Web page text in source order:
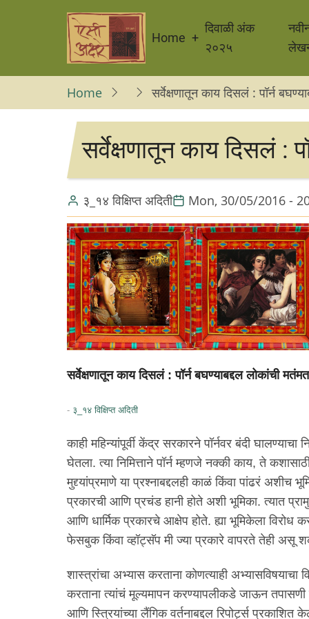
navigation
Home
दिवाळी अंक
२०२५
Home सर्वेक्षणातून काय दिसलं : पॉर्न
सर्वेक्षणातून काय दिसलं :
३_१४ विक्षिप्त अदिती Mon, 30/05/2016 -
सर्वेक्षणातून काय दिसलं : पॉर्न बघण्याबद्दल लोकांची
- ३_१४ विक्षिप्त अदिती
काही महिन्यांपूर्वी केंद्र सरकारने पॉर्नवर बंदी
घेतला. त्या निमित्ताने पॉर्न म्हणजे नक्की काय, ते
मुद्द्यांप्रमाणे या प्रश्नाबद्दलही काळं किंवा पांढरं अशीच
प्रकारची आणि प्रचंड हानी होते अशी भूमिका. त्यात
आणि धार्मिक प्रकारचे आक्षेप होते. ह्या भूमिकेला विरोध
फेसबुक किंवा व्हॉट्सॅप मी ज्या प्रकारे वापरते तेही असू
शास्त्रांचा अभ्यास करताना कोणत्याही अभ्यासविषयाचा
करताना त्यांचं मूल्यमापन करण्यापलीकडे जाऊन
आणि स्त्रियांच्या लैंगिक वर्तनाबद्दल रिपोर्ट्स